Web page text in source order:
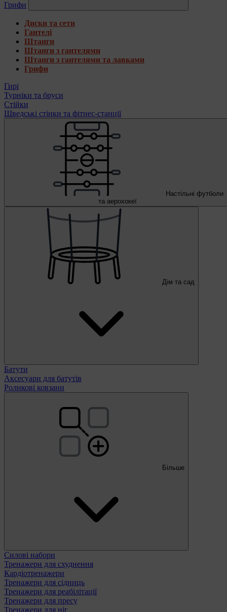
Грифи
Диски та сети
Гантелі
Штанги
Штанги з гантелями
Штанги з гантелями та лавками
Грифи
Гирі
Турніки та бруси
Стійки
Шведські стінки та фітнес-станції
Настільні футболи
та аерохокеї
Дім та сад
Батути
Аксесуари для батутів
Роликові ковзани
Більше
Силові набори
Тренажери для схуднення
Кардіотренажери
Тренажери для сідниць
Тренажери для реабілітації
Тренажери для пресу
Тренажери для ніг